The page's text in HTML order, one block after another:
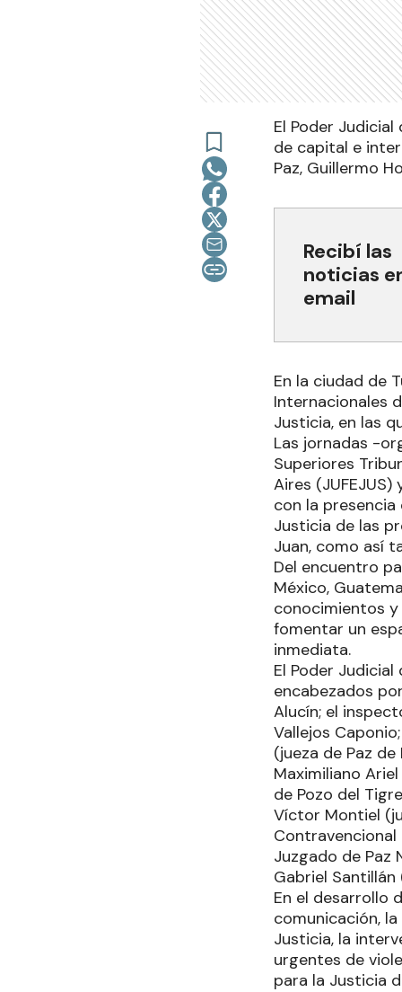
El Poder
de capital e
Paz, Guillermo
Recibí las
noticias
email
En la ciudad de
Internacionales
Justicia, en las
Las jornadas -
Superiores
Aires
con la
Justicia de las
Juan, como así
Del encuentro
México,
conocimientos y
fomentar un
inmediata.
El Poder
encabezados
Alucín; el
Vallejos
(jueza de Paz
Maximiliano
de Pozo del
Víctor Montiel
Contravencional
Juzgado de Paz
Gabriel
En el desarrollo
comunicación,
Justicia, la
urgentes de
para la Justicia